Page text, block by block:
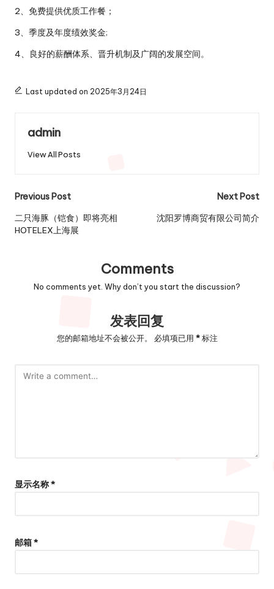
2、免费提供优质工作餐；
3、季度及年度绩效奖金;
4、良好的薪酬体系、晋升机制及广阔的发展空间。
Last updated on 2025年3月24日
admin
View All Posts
Post
navigation
Previous Post
二只海豚（铠食）即将亮相
HOTELEX上海展
Next Post
沈阳罗博商贸有限公司简介
Comments
No comments yet. Why don’t you start the discussion?
发表回复
您的邮箱地址不会被公开。 必填项已用 *标注
显示名称*
邮箱*